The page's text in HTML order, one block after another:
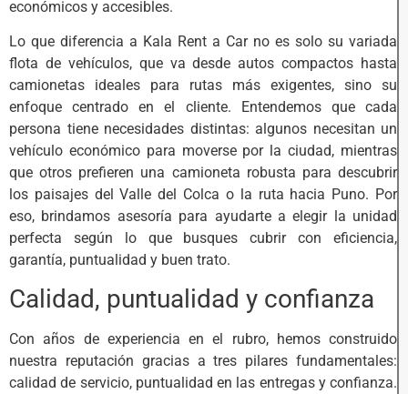
económicos y accesibles.
Lo que diferencia a Kala Rent a Car no es solo su variada
flota de vehículos, que va desde autos compactos hasta
camionetas ideales para rutas más exigentes, sino su
enfoque centrado en el cliente. Entendemos que cada
persona tiene necesidades distintas: algunos necesitan un
vehículo económico para moverse por la ciudad, mientras
que otros prefieren una camioneta robusta para descubrir
los paisajes del Valle del Colca o la ruta hacia Puno. Por
eso, brindamos asesoría para ayudarte a elegir la unidad
perfecta según lo que busques cubrir con eficiencia,
garantía, puntualidad y buen trato.
Calidad, puntualidad y confianza
Con años de experiencia en el rubro, hemos construido
nuestra reputación gracias a tres pilares fundamentales:
calidad de servicio, puntualidad en las entregas y confianza.